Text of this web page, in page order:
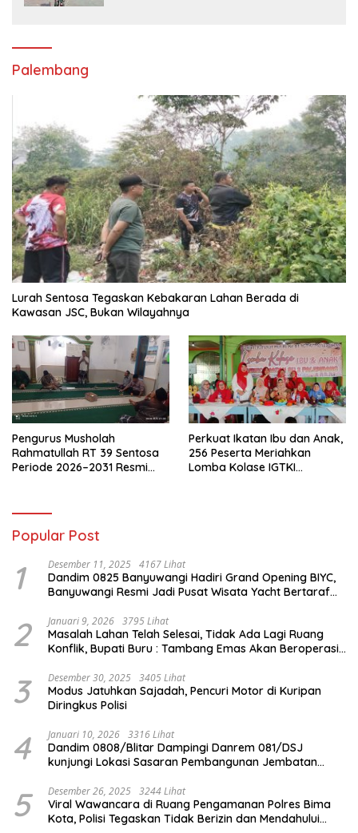
Palembang
Lurah Sentosa Tegaskan Kebakaran Lahan Berada di
Kawasan JSC, Bukan Wilayahnya
Pengurus Musholah
Rahmatullah RT 39 Sentosa
Periode 2026–2031 Resmi
Perkuat Ikatan Ibu dan Anak,
256 Peserta Meriahkan
Lomba Kolase IGTKI
Popular Post
1 Desember 11, 2025 4167 Lihat
Dandim 0825 Banyuwangi Hadiri Grand Opening BIYC,
Banyuwangi Resmi Jadi Pusat Wisata Yacht Bertaraf
2 Januari 9, 2026 3795 Lihat
Masalah Lahan Telah Selesai, Tidak Ada Lagi Ruang
Konflik, Bupati Buru : Tambang Emas Akan Beroperasi
3 Desember 30, 2025 3405 Lihat
Modus Jatuhkan Sajadah, Pencuri Motor di Kuripan
Diringkus Polisi
4 Januari 10, 2026 3316 Lihat
Dandim 0808/Blitar Dampingi Danrem 081/DSJ
kunjungi Lokasi Sasaran Pembangunan Jembatan
5 Desember 26, 2025 3244 Lihat
Viral Wawancara di Ruang Pengamanan Polres Bima
Kota, Polisi Tegaskan Tidak Berizin dan Mendahului